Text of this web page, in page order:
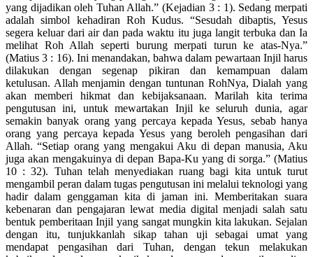
yang dijadikan oleh Tuhan Allah.” (Kejadian 3 : 1). Sedang merpati
adalah simbol kehadiran Roh Kudus. “Sesudah dibaptis, Yesus
segera keluar dari air dan pada waktu itu juga langit terbuka dan Ia
melihat Roh Allah seperti burung merpati turun ke atas-Nya.”
(Matius 3 : 16). Ini menandakan, bahwa dalam pewartaan Injil harus
dilakukan dengan segenap pikiran dan kemampuan dalam
ketulusan. Allah menjamin dengan tuntunan RohNya, Dialah yang
akan memberi hikmat dan kebijaksanaan. Marilah kita terima
pengutusan ini, untuk mewartakan Injil ke seluruh dunia, agar
semakin banyak orang yang percaya kepada Yesus, sebab hanya
orang yang percaya kepada Yesus yang beroleh pengasihan dari
Allah. “Setiap orang yang mengakui Aku di depan manusia, Aku
juga akan mengakuinya di depan Bapa-Ku yang di sorga.” (Matius
10 : 32). Tuhan telah menyediakan ruang bagi kita untuk turut
mengambil peran dalam tugas pengutusan ini melalui teknologi yang
hadir dalam genggaman kita di jaman ini. Memberitakan suara
kebenaran dan pengajaran lewat media digital menjadi salah satu
bentuk pemberitaan Injil yang sangat mungkin kita lakukan. Sejalan
dengan itu, tunjukkanlah sikap tahan uji sebagai umat yang
mendapat pengasihan dari Tuhan, dengan tekun melakukan